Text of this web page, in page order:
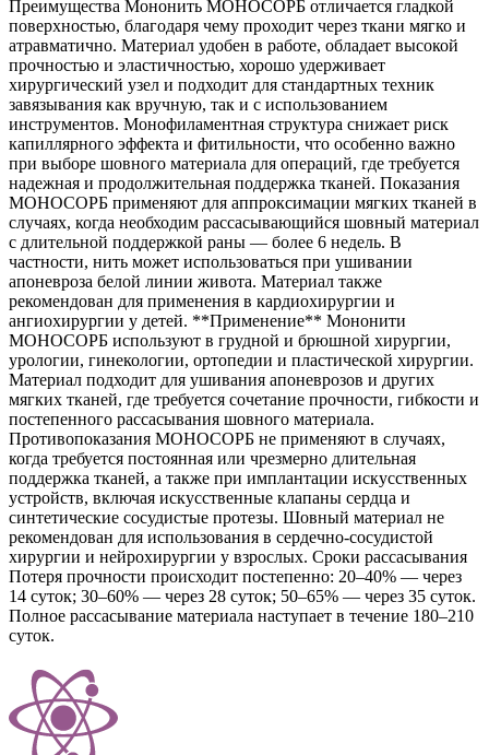
Преимущества Мононить МОНОСОРБ отличается гладкой
поверхностью, благодаря чему проходит через ткани мягко и
атравматично. Материал удобен в работе, обладает высокой
прочностью и эластичностью, хорошо удерживает
хирургический узел и подходит для стандартных техник
завязывания как вручную, так и с использованием
инструментов. Монофиламентная структура снижает риск
капиллярного эффекта и фитильности, что особенно важно
при выборе шовного материала для операций, где требуется
надежная и продолжительная поддержка тканей. Показания
МОНОСОРБ применяют для аппроксимации мягких тканей в
случаях, когда необходим рассасывающийся шовный материал
с длительной поддержкой раны — более 6 недель. В
частности, нить может использоваться при ушивании
апоневроза белой линии живота. Материал также
рекомендован для применения в кардиохирургии и
ангиохирургии у детей. **Применение** Мононити
МОНОСОРБ используют в грудной и брюшной хирургии,
урологии, гинекологии, ортопедии и пластической хирургии.
Материал подходит для ушивания апоневрозов и других
мягких тканей, где требуется сочетание прочности, гибкости и
постепенного рассасывания шовного материала.
Противопоказания МОНОСОРБ не применяют в случаях,
когда требуется постоянная или чрезмерно длительная
поддержка тканей, а также при имплантации искусственных
устройств, включая искусственные клапаны сердца и
синтетические сосудистые протезы. Шовный материал не
рекомендован для использования в сердечно-сосудистой
хирургии и нейрохирургии у взрослых. Сроки рассасывания
Потеря прочности происходит постепенно: 20–40% — через
14 суток; 30–60% — через 28 суток; 50–65% — через 35 суток.
Полное рассасывание материала наступает в течение 180–210
суток.